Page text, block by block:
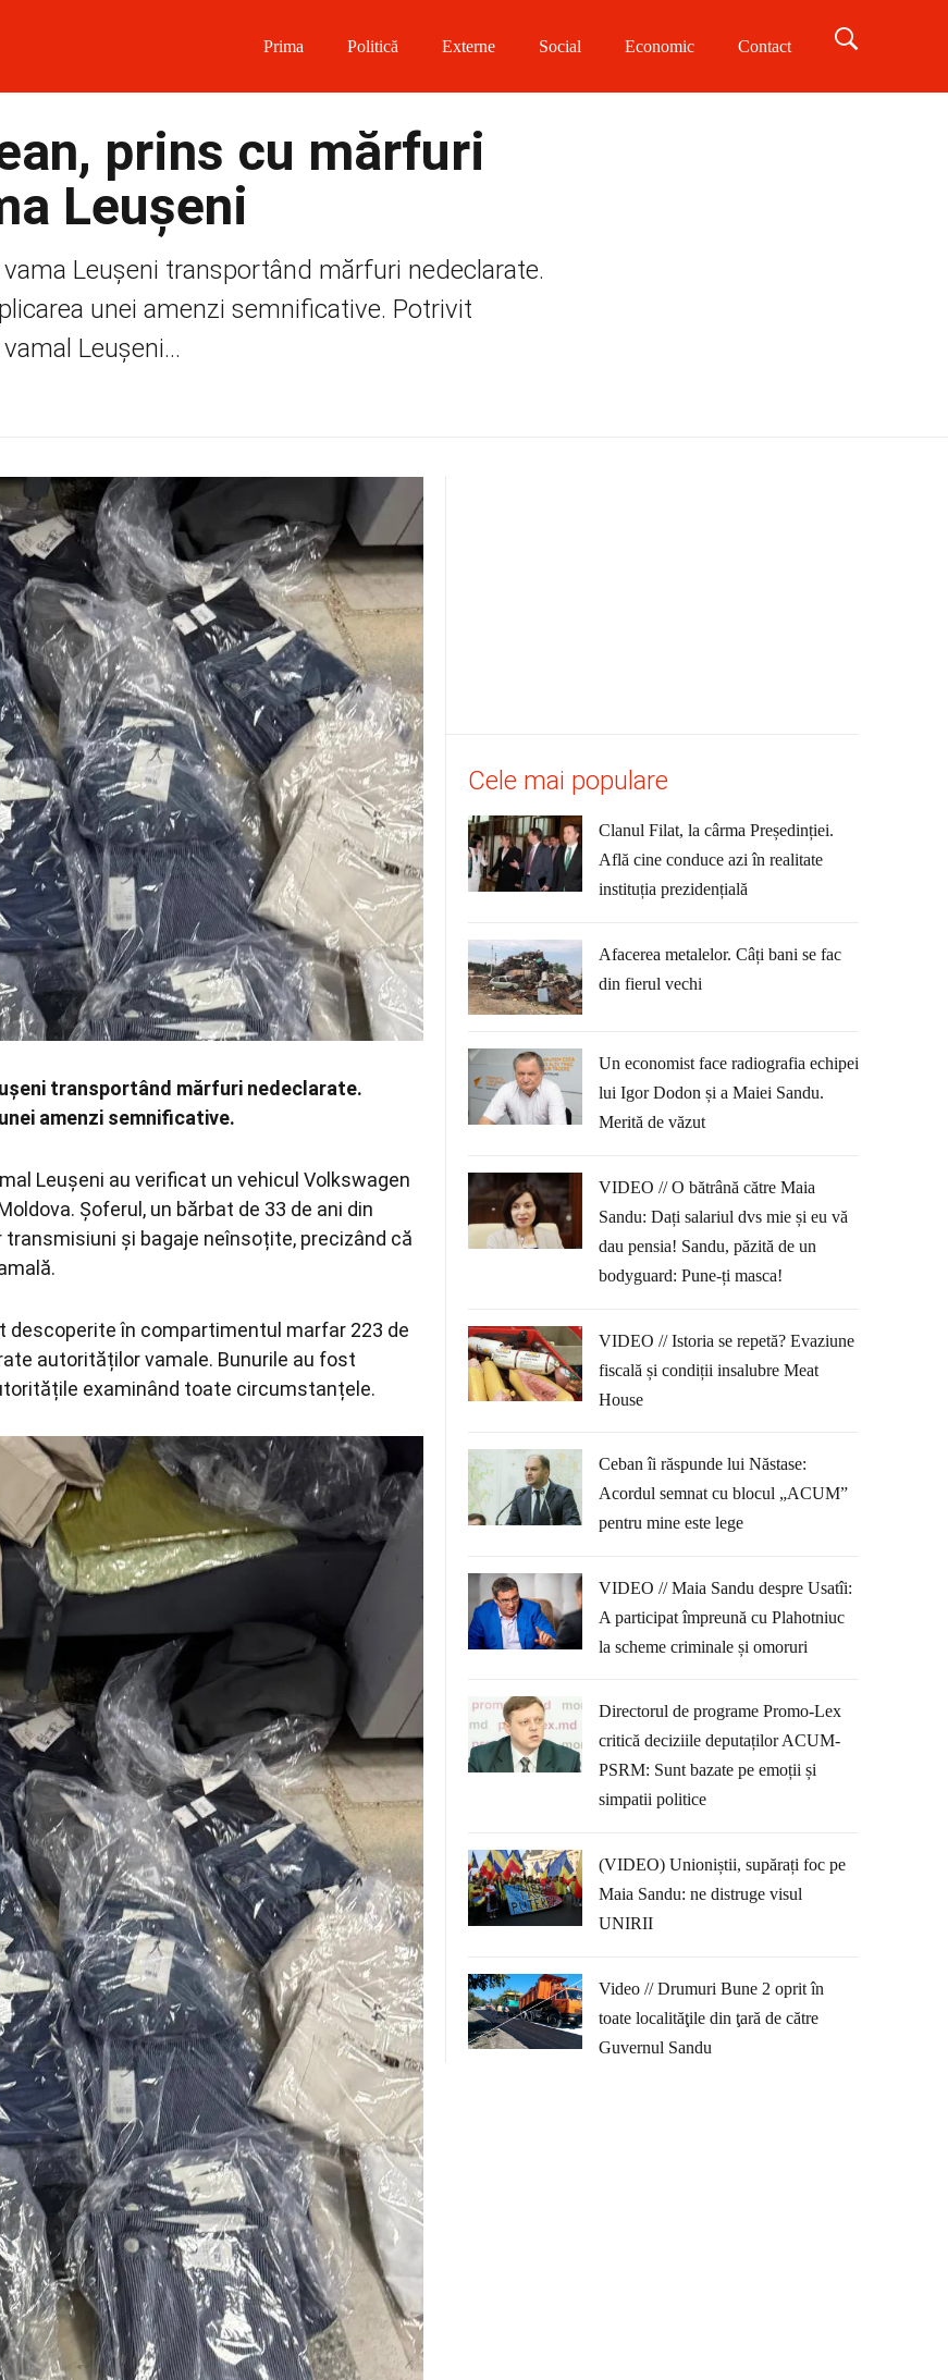
Prima Politică Externe Social Economic Contact
prins cu mărfuri
Leușeni
Leușeni transportând mărfuri nedeclarate.
unei amenzi semnificative. Potrivit
Leușeni...
transportând mărfuri nedeclarate.
amenzi semnificative.
Leușeni au verificat un vehicul Volkswagen
Șoferul, un bărbat de 33 de ani din
și bagaje neînsoțite, precizând că
în compartimentul marfar 223 de
autorităților vamale. Bunurile au fost
examinând toate circumstanțele.
Cele mai populare
Clanul Filat, la cârma Președinției.
Află cine conduce azi în realitate
instituția prezidențială
Afacerea metalelor. Câți bani se fac
din fierul vechi
Un economist face radiografia echipei
lui Igor Dodon și a Maiei Sandu.
Merită de văzut
VIDEO // O bătrână către Maia
Sandu: Dați salariul dvs mie și eu vă
dau pensia! Sandu, păzită de un
bodyguard: Pune-ți masca!
VIDEO // Istoria se repetă? Evaziune
fiscală și condiții insalubre Meat
House
Ceban îi răspunde lui Năstase:
Acordul semnat cu blocul „ACUM”
pentru mine este lege
VIDEO // Maia Sandu despre Usatîi:
A participat împreună cu Plahotniuc
la scheme criminale și omoruri
Directorul de programe Promo-Lex
critică deciziile deputaților ACUM-
PSRM: Sunt bazate pe emoții și
simpatii politice
(VIDEO) Unioniștii, supărați foc pe
Maia Sandu: ne distruge visul
UNIRII
Video // Drumuri Bune 2 oprit în
toate localităţile din ţară de către
Guvernul Sandu